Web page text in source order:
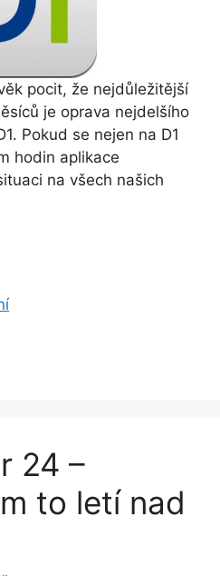
pocit, že nejdůležitější
je oprava nejdelšího
Pokud se nejen na D1
hodin aplikace
na všech našich
24 –
to letí nad